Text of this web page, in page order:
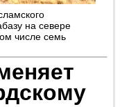
на севере
числе семь